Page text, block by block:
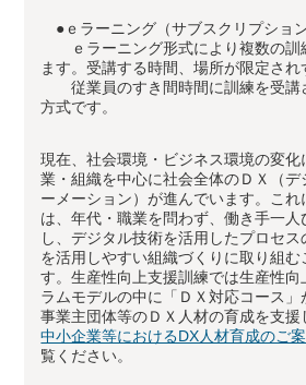
●ｅラーニング（サブスクリプショ
ｅラーニング形式により複数の訓
ます。受講する時間、場所が限定され
従業員のすき間時間に訓練を受講
方式です。
現在、社会環境・ビジネス環境の変化
業・組織を中心に社会全体のＤＸ（デ
ーメーション）が進んでいます。これ
は、年代・職業を問わず、働き手一
し、デジタル技術を活用したプロセ
を活用しやすい組織づくりに取り組む
す。生産性向上支援訓練では生産性向
ラムモデルの中に「ＤＸ対応コース」
事業主団体等のＤＸ人材の育成を支援
中小企業等におけるDX人材育成のご
覧ください。